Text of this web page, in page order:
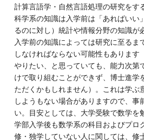
計算言語学・自然言語処理の研究をす
科学系の知識は入学前は「あればいい
るのに対し）統計や情報分野の知識が
入学前の知識によっては研究に至るま
しなければならない可能性もあります
やりたい、と思っていても、能力次第
けで取り組むことができず、博士進学
ただくかもしれません）。これは学ぶ
しようもない場合がありますので、事
い。目安としては、大学受験で数学を
学部入学後も数学系の科目およびプロ
修・独学していない人に関しては、修